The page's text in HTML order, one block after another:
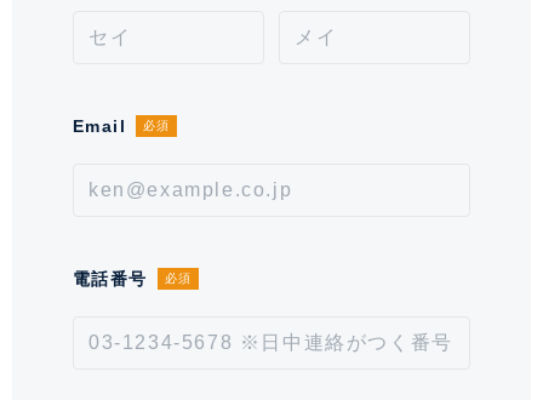
又は猫2匹迄、敷金1ヶ月積増小型犬1匹又は猫2匹迄■保
型】初回保証料:契約時月額賃料等の50%、継続保証料:
次回更新予定日
*「交通/駅徒歩」とは、当該物件の最寄駅(路線)、バス停、およびそこまでの徒歩所要
時間を表示します。
Email 必須
電話番号 必須